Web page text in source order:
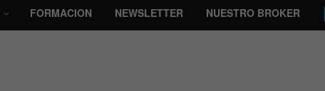
FORMACION NEWSLETTER NUESTRO BROKER